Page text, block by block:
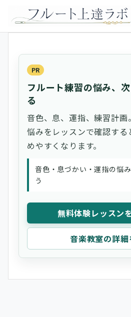
PR
フルート練習の悩み、
る
音色、息、運指、練習計画
悩みをレッスンで確認する
めやすくなります。
音色・息づかい・運指の悩
う
無料体験レッスン
音楽教室の詳細